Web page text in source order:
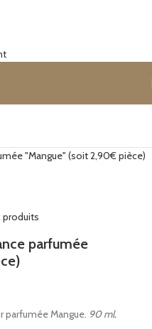
produits
parfumée
parfumée Mangue. 90 ml.